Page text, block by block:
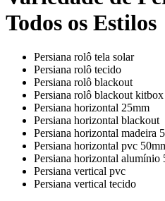
Todos os Estilos
Persiana rolô tela solar
Persiana rolô tecido
Persiana rolô blackout
Persiana rolô blackout kitbox
Persiana horizontal 25mm
Persiana horizontal blackout
Persiana horizontal madeira
Persiana horizontal pvc
Persiana horizontal alumínio
Persiana vertical pvc
Persiana vertical tecido